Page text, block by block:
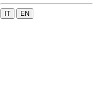
IT EN